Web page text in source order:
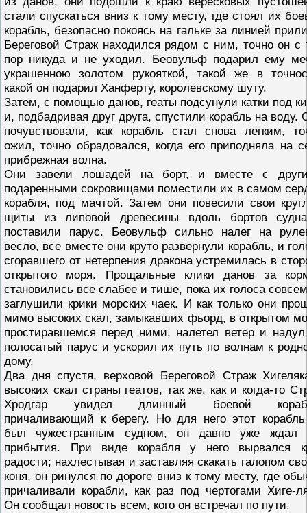
стали спускаться вниз к тому месту, где стоял их
корабль, безопасно покоясь на гальке за линией
Береговой Страж находился рядом с ним, точно он с
пор никуда и не уходил. Беовульф подарил ему
украшенною золотом рукояткой, такой же в
какой он подарил Ханферту, королевскому шуту.
Затем, с помощью данов, геаты подсунули катки под
и, подбадривая друг друга, спустили корабль на воду.
почувствовали, как корабль стал снова легким,
ожил, точно обрадовался, когда его приподняла на
прибрежная волна.
Они завели лошадей на борт, и вместе с
подаренными сокровищами поместили их в самом
корабля, под мачтой. Затем они повесили свои
щиты из липовой древесины вдоль бортов
поставили парус. Беовульф сильно налег на
весло, все вместе они круто развернули корабль, и
сгоравшего от нетерпения дракона устремилась в
открытого моря. Прощальные клики данов за
становились все слабее и тише, пока их голоса
заглушили крики морских чаек. И как только они
мимо высоких скал, замыкавших фьорд, в открытом
простиравшемся перед ними, налетел ветер и
полосатый парус и ускорил их путь по волнам к
дому.
Два дня спустя, верховой Береговой Страж
высоких скал страны геатов, так же, как и когда-то
Хродгар увидел длинный боевой
причаливающий к берегу. Но для него этот
был чужестранным судном, он давно уже ждал
прибытия. При виде корабля у него вырвался
радости; нахлестывая и заставляя скакать галопом
коня, он ринулся по дороге вниз к тому месту, где
причаливали корабли, как раз под чертогами Хиге-
Он сообщал новость всем, кого он встречал по пути.